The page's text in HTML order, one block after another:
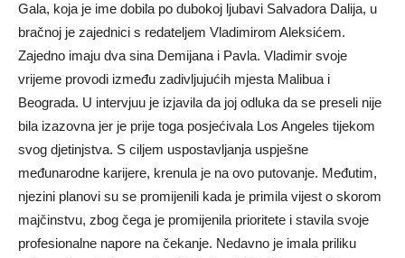
Gala, koja je ime dobila po dubokoj ljubavi Salvadora Dalija, u
bračnoj je zajednici s redateljem Vladimirom Aleksićem.
Zajedno imaju dva sina Demijana i Pavla. Vladimir svoje
vrijeme provodi između zadivljujućih mjesta Malibua i
Beograda. U intervjuu je izjavila da joj odluka da se preseli nije
bila izazovna jer je prije toga posjećivala Los Angeles tijekom
svog djetinjstva. S ciljem uspostavljanja uspješne
međunarodne karijere, krenula je na ovo putovanje. Međutim,
njezini planovi su se promijenili kada je primila vijest o skorom
majčinstvu, zbog čega je promijenila prioritete i stavila svoje
profesionalne napore na čekanje. Nedavno je imala priliku